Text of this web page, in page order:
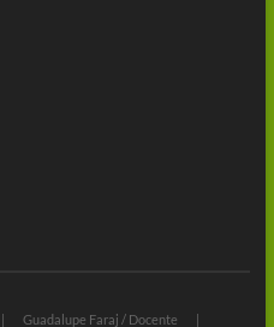
Guadalupe Faraj / Docente